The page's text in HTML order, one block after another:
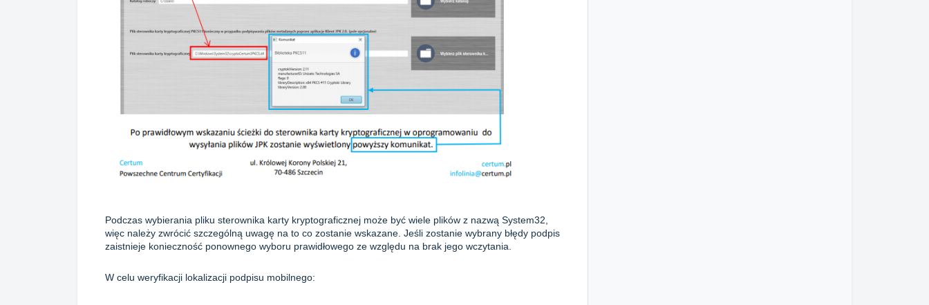
Podczas wybierania pliku sterownika karty kryptograficznej może być wiele plików z nazwą System32,
więc należy zwrócić szczególną uwagę na to co zostanie wskazane. Jeśli zostanie wybrany błędy podpis
zaistnieje konieczność ponownego wyboru prawidłowego ze względu na brak jego wczytania.
W celu weryfikacji lokalizacji podpisu mobilnego: